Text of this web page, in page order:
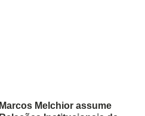
Marcos Melchior assume